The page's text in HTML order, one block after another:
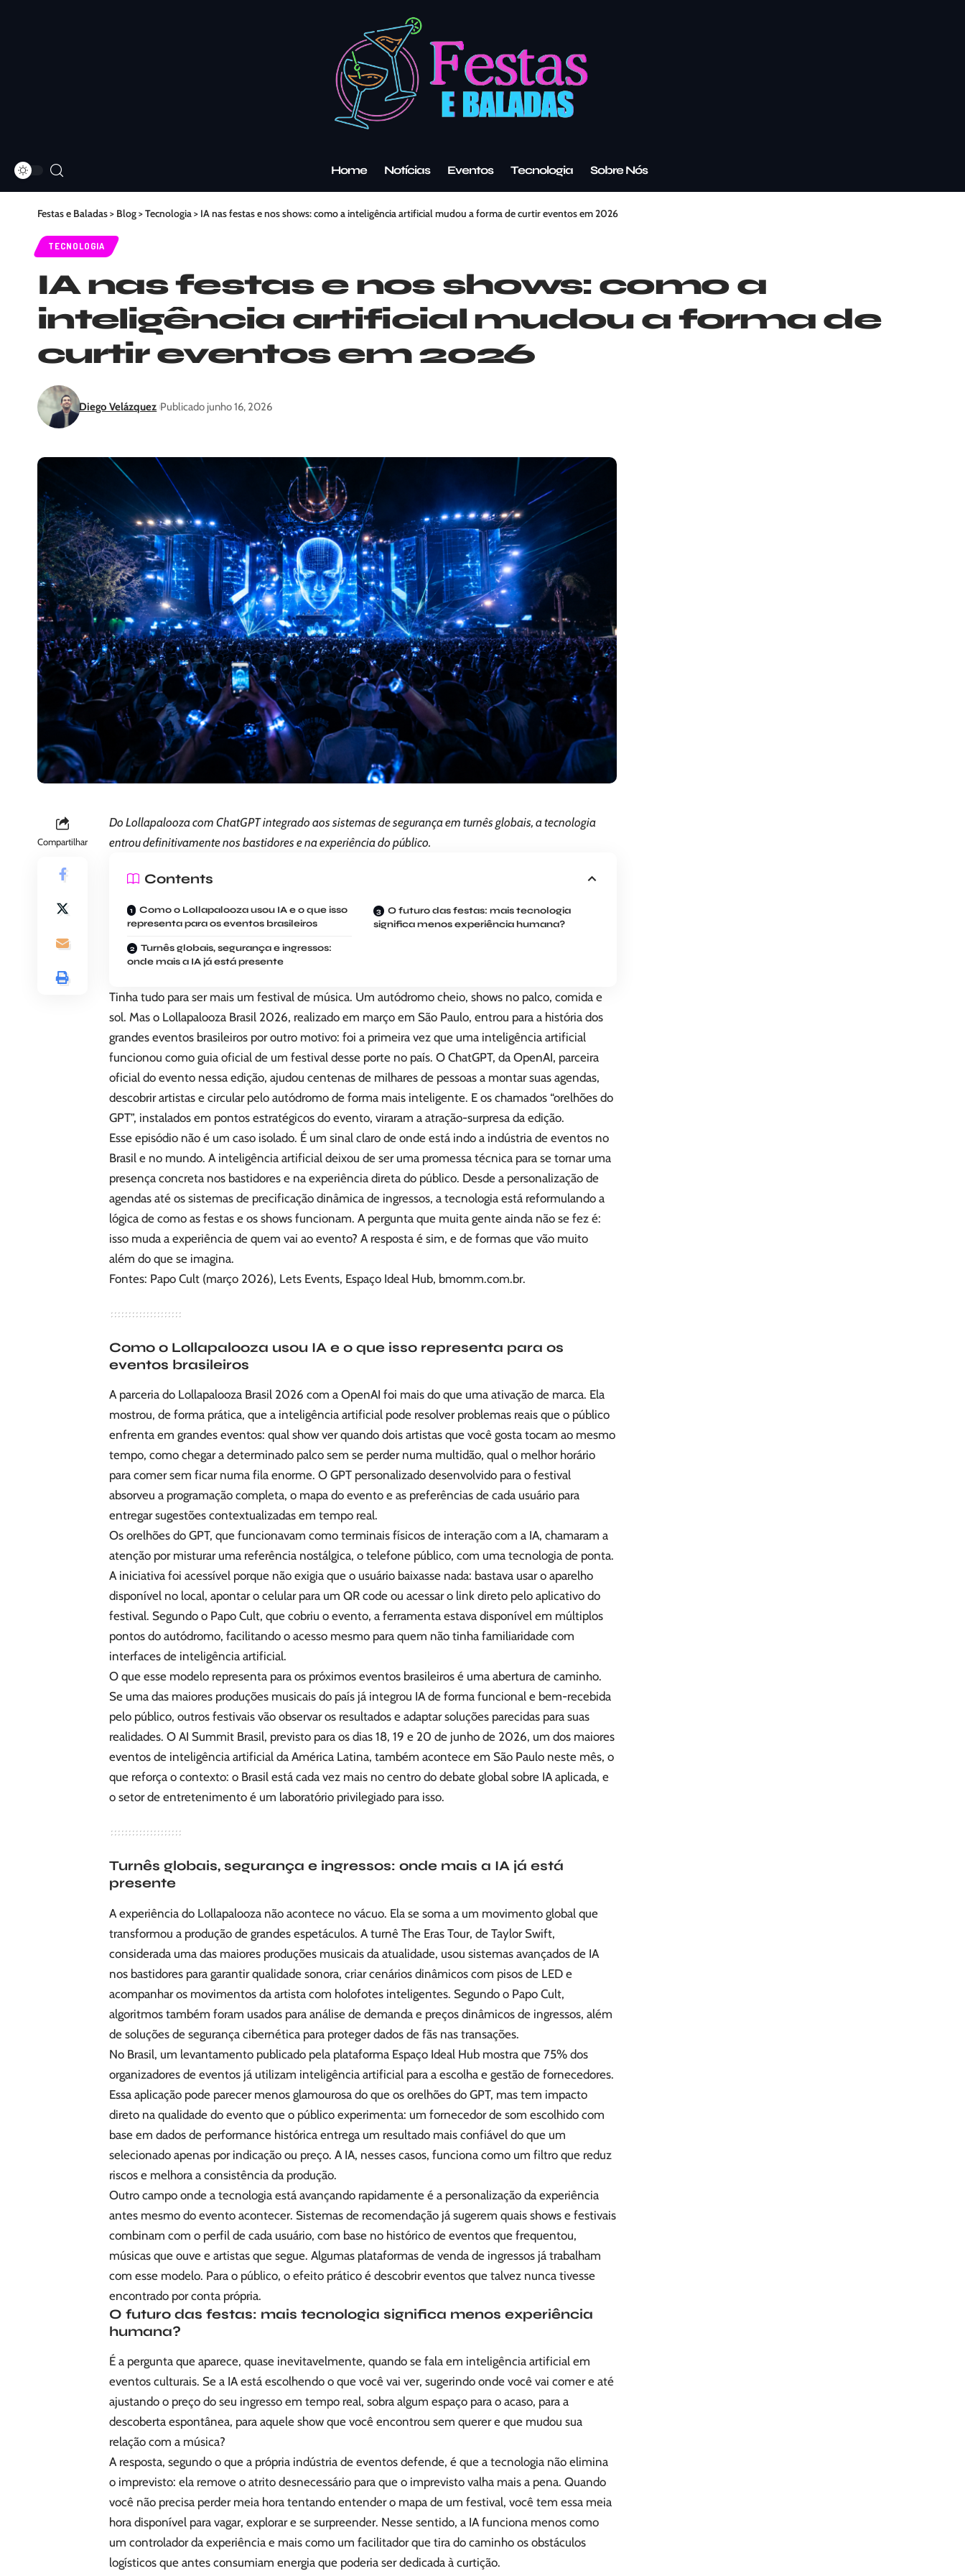
Home Notícias Eventos Tecnologia Sobre Nós
Festas e Baladas> Blog>Tecnologia> IA nas festas e nos shows: como a inteligência artificial mudou a forma de curtir eventos em 2026
TECNOLOGIA
IA nas festas e nos shows: como a
inteligência artificial mudou a forma de
curtir eventos em 2026
Diego Velázquez Publicado junho 16, 2026
Compartilhar
Do Lollapalooza com ChatGPT integrado aos sistemas de segurança em turnês globais, a tecnologia
entrou definitivamente nos bastidores e na experiência do público.
Contents
Como o Lollapalooza usou IA e o que isso
representa para os eventos brasileiros
Turnês globais, segurança e ingressos:
onde mais a IA já está presente
O futuro das festas: mais tecnologia
significa menos experiência humana?
Tinha tudo para ser mais um festival de música. Um autódromo cheio, shows no palco, comida e
sol. Mas o Lollapalooza Brasil 2026, realizado em março em São Paulo, entrou para a história dos
grandes eventos brasileiros por outro motivo: foi a primeira vez que uma inteligência artificial
funcionou como guia oficial de um festival desse porte no país. O ChatGPT, da OpenAI, parceira
oficial do evento nessa edição, ajudou centenas de milhares de pessoas a montar suas agendas,
descobrir artistas e circular pelo autódromo de forma mais inteligente. E os chamados “orelhões do
GPT”, instalados em pontos estratégicos do evento, viraram a atração-surpresa da edição.
Esse episódio não é um caso isolado. É um sinal claro de onde está indo a indústria de eventos no
Brasil e no mundo. A inteligência artificial deixou de ser uma promessa técnica para se tornar uma
presença concreta nos bastidores e na experiência direta do público. Desde a personalização de
agendas até os sistemas de precificação dinâmica de ingressos, a tecnologia está reformulando a
lógica de como as festas e os shows funcionam. A pergunta que muita gente ainda não se fez é:
isso muda a experiência de quem vai ao evento? A resposta é sim, e de formas que vão muito
além do que se imagina.
Fontes: Papo Cult (março 2026), Lets Events, Espaço Ideal Hub, bmomm.com.br.
Como o Lollapalooza usou IA e o que isso representa para os
eventos brasileiros
A parceria do Lollapalooza Brasil 2026 com a OpenAI foi mais do que uma ativação de marca. Ela
mostrou, de forma prática, que a inteligência artificial pode resolver problemas reais que o público
enfrenta em grandes eventos: qual show ver quando dois artistas que você gosta tocam ao mesmo
tempo, como chegar a determinado palco sem se perder numa multidão, qual o melhor horário
para comer sem ficar numa fila enorme. O GPT personalizado desenvolvido para o festival
absorveu a programação completa, o mapa do evento e as preferências de cada usuário para
entregar sugestões contextualizadas em tempo real.
Os orelhões do GPT, que funcionavam como terminais físicos de interação com a IA, chamaram a
atenção por misturar uma referência nostálgica, o telefone público, com uma tecnologia de ponta.
A iniciativa foi acessível porque não exigia que o usuário baixasse nada: bastava usar o aparelho
disponível no local, apontar o celular para um QR code ou acessar o link direto pelo aplicativo do
festival. Segundo o Papo Cult, que cobriu o evento, a ferramenta estava disponível em múltiplos
pontos do autódromo, facilitando o acesso mesmo para quem não tinha familiaridade com
interfaces de inteligência artificial.
O que esse modelo representa para os próximos eventos brasileiros é uma abertura de caminho.
Se uma das maiores produções musicais do país já integrou IA de forma funcional e bem-recebida
pelo público, outros festivais vão observar os resultados e adaptar soluções parecidas para suas
realidades. O AI Summit Brasil, previsto para os dias 18, 19 e 20 de junho de 2026, um dos maiores
eventos de inteligência artificial da América Latina, também acontece em São Paulo neste mês, o
que reforça o contexto: o Brasil está cada vez mais no centro do debate global sobre IA aplicada, e
o setor de entretenimento é um laboratório privilegiado para isso.
Turnês globais, segurança e ingressos: onde mais a IA já está
presente
A experiência do Lollapalooza não acontece no vácuo. Ela se soma a um movimento global que
transformou a produção de grandes espetáculos. A turnê The Eras Tour, de Taylor Swift,
considerada uma das maiores produções musicais da atualidade, usou sistemas avançados de IA
nos bastidores para garantir qualidade sonora, criar cenários dinâmicos com pisos de LED e
acompanhar os movimentos da artista com holofotes inteligentes. Segundo o Papo Cult,
algoritmos também foram usados para análise de demanda e preços dinâmicos de ingressos, além
de soluções de segurança cibernética para proteger dados de fãs nas transações.
No Brasil, um levantamento publicado pela plataforma Espaço Ideal Hub mostra que 75% dos
organizadores de eventos já utilizam inteligência artificial para a escolha e gestão de fornecedores.
Essa aplicação pode parecer menos glamourosa do que os orelhões do GPT, mas tem impacto
direto na qualidade do evento que o público experimenta: um fornecedor de som escolhido com
base em dados de performance histórica entrega um resultado mais confiável do que um
selecionado apenas por indicação ou preço. A IA, nesses casos, funciona como um filtro que reduz
riscos e melhora a consistência da produção.
Outro campo onde a tecnologia está avançando rapidamente é a personalização da experiência
antes mesmo do evento acontecer. Sistemas de recomendação já sugerem quais shows e festivais
combinam com o perfil de cada usuário, com base no histórico de eventos que frequentou,
músicas que ouve e artistas que segue. Algumas plataformas de venda de ingressos já trabalham
com esse modelo. Para o público, o efeito prático é descobrir eventos que talvez nunca tivesse
encontrado por conta própria.
O futuro das festas: mais tecnologia significa menos experiência
humana?
É a pergunta que aparece, quase inevitavelmente, quando se fala em inteligência artificial em
eventos culturais. Se a IA está escolhendo o que você vai ver, sugerindo onde você vai comer e até
ajustando o preço do seu ingresso em tempo real, sobra algum espaço para o acaso, para a
descoberta espontânea, para aquele show que você encontrou sem querer e que mudou sua
relação com a música?
A resposta, segundo o que a própria indústria de eventos defende, é que a tecnologia não elimina
o imprevisto: ela remove o atrito desnecessário para que o imprevisto valha mais a pena. Quando
você não precisa perder meia hora tentando entender o mapa de um festival, você tem essa meia
hora disponível para vagar, explorar e se surpreender. Nesse sentido, a IA funciona menos como
um controlador da experiência e mais como um facilitador que tira do caminho os obstáculos
logísticos que antes consumiam energia que poderia ser dedicada à curtição.